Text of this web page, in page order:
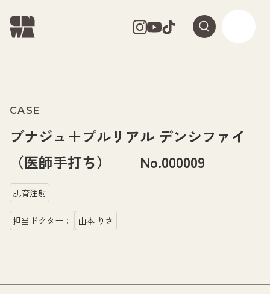
CASE
ブナジュ＋プルリアル デンシファイ
（医師手打ち） No.000009
肌育注射
担当ドクター： 山本 りさ